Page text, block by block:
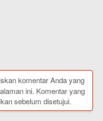
komentar Anda yang
ini. Komentar yang
sebelum disetujui.